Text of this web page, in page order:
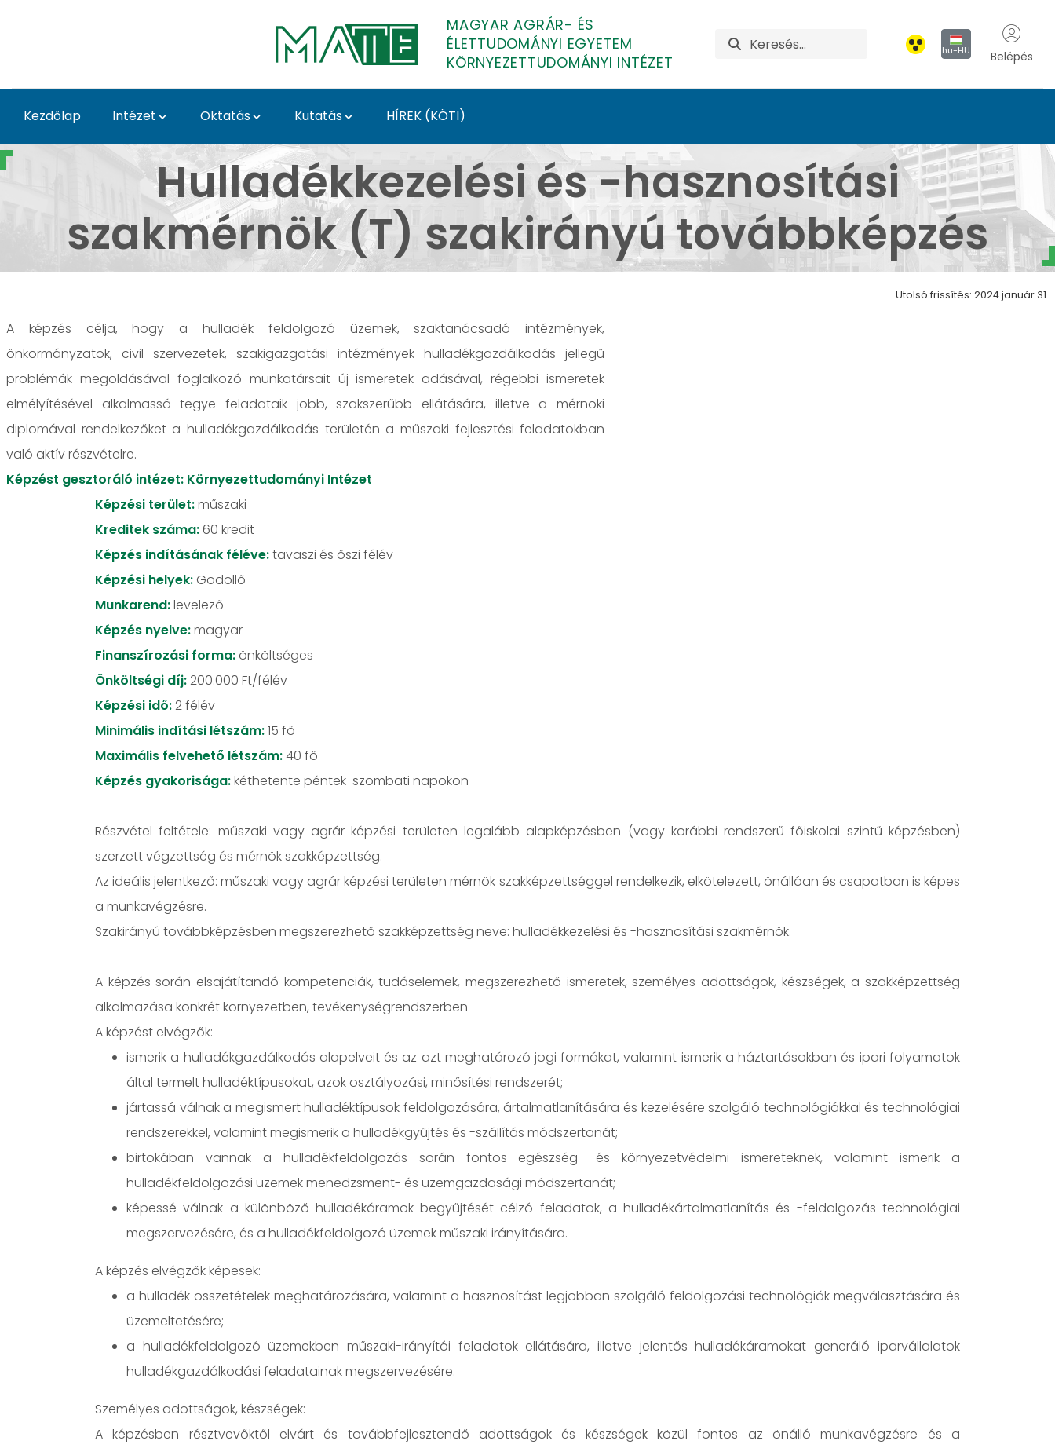
MAGYAR AGRÁR- ÉS
ÉLETTUDOMÁNYI EGYETEM
KÖRNYEZETTUDOMÁNYI INTÉZET
hu-HU Belépés
Kezdőlap Intézet Oktatás Kutatás HÍREK (KÖTI)
Hulladékkezelési és -hasznosítási szakmérnök (T) szakirányú
Hulladékkezelési és -hasznosítási
szakmérnök (T) szakirányú továbbképzés
Utolsó frissítés: 2024 január 31.
A képzés célja, hogy a hulladék feldolgozó üzemek, szaktanácsadó intézmények,
önkormányzatok, civil szervezetek, szakigazgatási intézmények hulladékgazdálkodás jellegű
problémák megoldásával foglalkozó munkatársait új ismeretek adásával, régebbi ismeretek
elmélyítésével alkalmassá tegye feladataik jobb, szakszerűbb ellátására, illetve a mérnöki
diplomával rendelkezőket a hulladékgazdálkodás területén a műszaki fejlesztési feladatokban
való aktív részvételre.
Képzést gesztoráló intézet: Környezettudományi Intézet
Képzési terület:műszaki
Kreditek száma:60 kredit
Képzés indításának féléve:tavaszi és őszi félév
Képzési helyek: Gödöllő
Munkarend:levelező
Képzés nyelve:magyar
Finanszírozási forma: önköltséges
Önköltségi díj:200.000 Ft/félév
Képzési idő:2 félév
Minimális indítási létszám:15 fő
Maximális felvehető létszám:40 fő
Képzés gyakorisága:kéthetente péntek-szombati napokon
Részvétel feltétele: műszaki vagy agrár képzési területen legalább alapképzésben (vagy korábbi rendszerű főiskolai szintű képzésben)
szerzett végzettség és mérnök szakképzettség.
Az ideális jelentkező: műszaki vagy agrár képzési területen mérnök szakképzettséggel rendelkezik, elkötelezett, önállóan és csapatban is képes
a munkavégzésre.
Szakirányú továbbképzésben megszerezhető szakképzettség neve: hulladékkezelési és -hasznosítási szakmérnök.
A képzés során elsajátítandó kompetenciák, tudáselemek, megszerezhető ismeretek, személyes adottságok, készségek, a szakképzettség
alkalmazása konkrét környezetben, tevékenységrendszerben
A képzést elvégzők:
ismerik a hulladékgazdálkodás alapelveit és az azt meghatározó jogi formákat, valamint ismerik a háztartásokban és ipari folyamatok
által termelt hulladéktípusokat, azok osztályozási, minősítési rendszerét;
jártassá válnak a megismert hulladéktípusok feldolgozására, ártalmatlanítására és kezelésére szolgáló technológiákkal és technológiai
rendszerekkel, valamint megismerik a hulladékgyűjtés és -szállítás módszertanát;
birtokában vannak a hulladékfeldolgozás során fontos egészség- és környezetvédelmi ismereteknek, valamint ismerik a
hulladékfeldolgozási üzemek menedzsment- és üzemgazdasági módszertanát;
képessé válnak a különböző hulladékáramok begyűjtését célzó feladatok, a hulladékártalmatlanítás és -feldolgozás technológiai
megszervezésére, és a hulladékfeldolgozó üzemek műszaki irányítására.
A képzés elvégzők képesek:
a hulladék összetételek meghatározására, valamint a hasznosítást legjobban szolgáló feldolgozási technológiák megválasztására és
üzemeltetésére;
a hulladékfeldolgozó üzemekben műszaki-irányítói feladatok ellátására, illetve jelentős hulladékáramokat generáló iparvállalatok
hulladékgazdálkodási feladatainak megszervezésére.
Személyes adottságok, készségek:
A képzésben résztvevőktől elvárt és továbbfejlesztendő adottságok és készségek közül fontos az önálló munkavégzésre és a